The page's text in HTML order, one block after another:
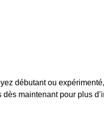
débutant ou
maintenant pour plus